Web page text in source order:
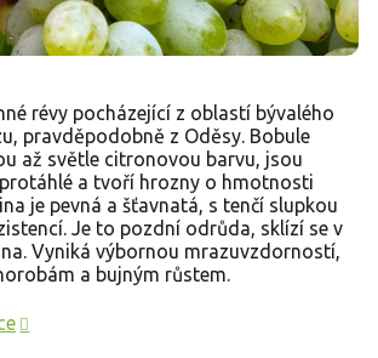
révy pocházející z oblastí bývalého
pravděpodobně z Oděsy. Bobule
až světle citronovou barvu, jsou
a tvoří hrozny o hmotnosti
je pevná a šťavnatá, s tenčí slupkou
Je to pozdní odrůda, sklízí se v
Vyniká výbornou mrazuvzdorností,
a bujným růstem.